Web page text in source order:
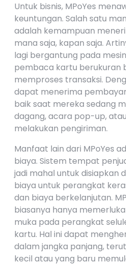
Untuk bisnis, MPoYes
keuntungan. Salah satu
adalah kemampuan
mana saja, kapan saja.
lagi bergantung pada
pembaca kartu berukuran
memproses transaksi.
dapat menerima
baik saat mereka sedang
dagang, acara pop-up,
melakukan pengiriman.
Manfaat lain dari MPoYes
biaya. Sistem tempat
jadi mahal untuk disiapkan
biaya untuk perangkat
dan biaya berkelanjutan.
biasanya hanya
muka pada perangkat
kartu. Hal ini dapat
dalam jangka panjang,
kecil atau yang baru